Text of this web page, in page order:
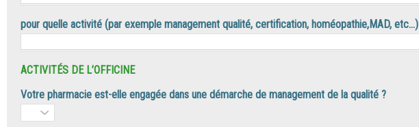
pour quelle activité (par exemple management qualité, certification, homéopathie,MAD, etc…)
ACTIVITÉS DE L’OFFICINE
Votre pharmacie est-elle engagée dans une démarche de management de la qualité ?